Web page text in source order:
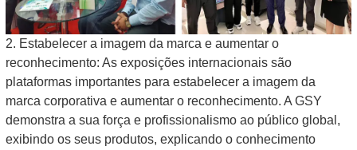
2. Estabelecer a imagem da marca e aumentar o
reconhecimento: As exposições internacionais são
plataformas importantes para estabelecer a imagem da
marca corporativa e aumentar o reconhecimento. A GSY
demonstra a sua força e profissionalismo ao público global,
exibindo os seus produtos, explicando o conhecimento